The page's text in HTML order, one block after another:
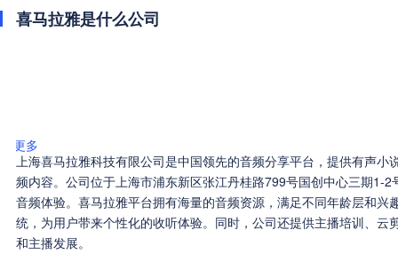
喜马拉雅是什么公司
更多
上海喜马拉雅科技有限公司是中国领先的音频分享平台，提供有声小
频内容。公司位于上海市浦东新区张江丹桂路799号国创中心三期1-
音频体验。喜马拉雅平台拥有海量的音频资源，满足不同年龄层和兴
统，为用户带来个性化的收听体验。同时，公司还提供主播培训、云
和主播发展。